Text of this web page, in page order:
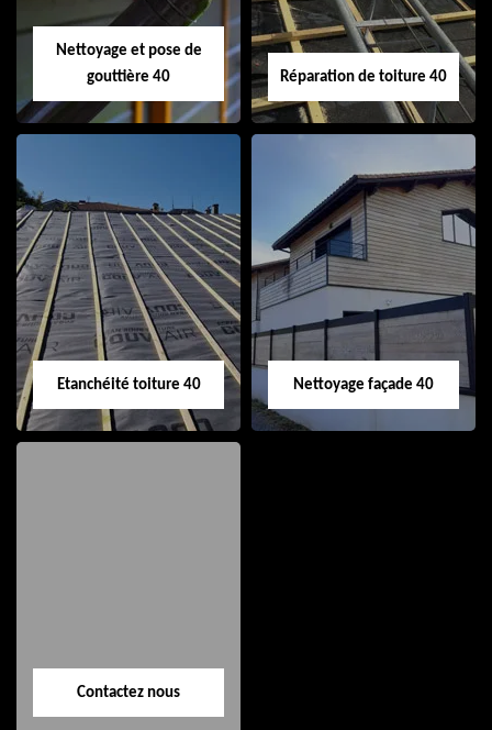
Nettoyage et pose de
gouttière 40
Nettoyage et pose
de gouttière 40
Réparation de toiture 40
Réparation de
toiture 40
Etanchéité toiture 40 Nettoyage façade 40
Contactez nous